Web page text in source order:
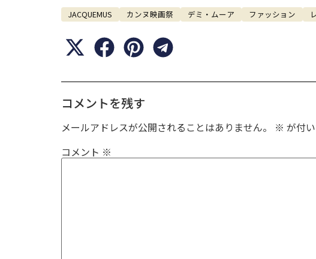
JACQUEMUS カンヌ映画祭 デミ・ムーア ファッション
コメントを残す
メールアドレスが公開されることはありません。 ※ が付
コメント ※